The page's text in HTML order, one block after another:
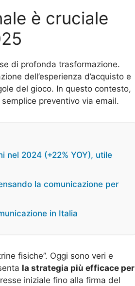
è cruciale
di profonda trasformazione.
dell’esperienza d’acquisto e
del gioco. In questo contesto,
preventivo via email.
nel 2024 (+22% YOY), utile
la comunicazione per
in Italia
fisiche”. Oggi sono veri e
la strategia più efficace per
iniziale fino alla firma del